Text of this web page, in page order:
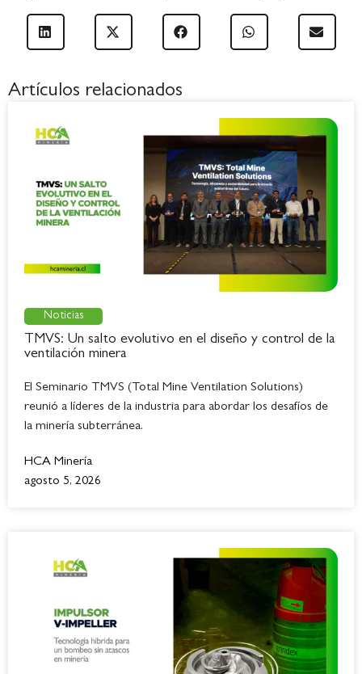
Artículos relacionados
Noticias
TMVS: Un salto evolutivo en el diseño y control de la
ventilación minera
El Seminario TMVS (Total Mine Ventilation Solutions)
reunió a líderes de la industria para abordar los desafíos de
la minería subterránea.
HCA Minería
agosto 5, 2026